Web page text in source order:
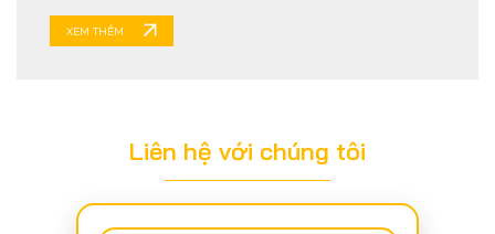
XEM THÊM
Liên hệ với chúng tôi